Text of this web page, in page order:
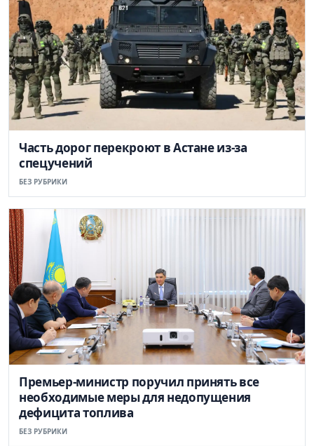
Часть дорог перекроют в Астане из-за
спецучений
БЕЗ РУБРИКИ
Премьер-министр поручил принять все
необходимые меры для недопущения
дефицита топлива
БЕЗ РУБРИКИ